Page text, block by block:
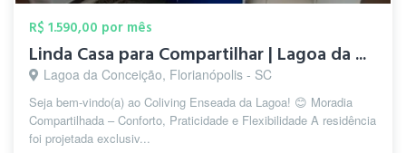
R$ 1.590,00 por mês
Linda Casa para Compartilhar | Lagoa da ...
Lagoa da Conceição, Florianópolis - SC
Seja bem-vindo(a) ao Coliving Enseada da Lagoa! 😊 Moradia
Compartilhada – Conforto, Praticidade e Flexibilidade A residência
foi projetada exclusiv...